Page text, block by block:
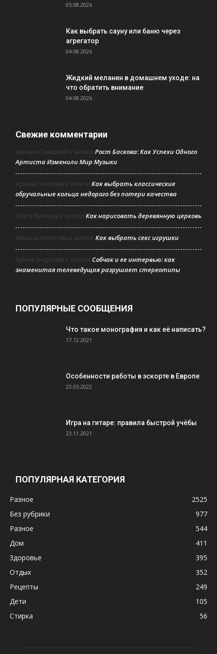
05.08.2026
Как выбрать сауну или баню через
агрегатор
04.08.2026
Жидкий меланин в домашнем уходе: на
что обратить внимание
04.08.2026
Свежие комментарии
Михаил Савицкий к записи Рост Баскова: Как Успехи Одного
Артиста Изменили Мир Музыки
Арина Соколова к записи Как выбрать классические
обручальные кольца недорого без потери качества
Злата Михеева к записи Как нарисовать деревянную церковь
Милана Фетисова к записи Как выбрать секс игрушки
Арина Федотова к записи Собчак и ее интервью: как
знаменитая телеведущая разрушает стереотипы
ПОПУЛЯРНЫЕ СООБЩЕНИЯ
Что такое монография и как её написать?
17.12.2021
Особенности работы в эскорте в Европе
23.05.2022
Игра на гитаре: правила быстрой учёбы
23.11.2021
ПОПУЛЯРНАЯ КАТЕГОРИЯ
Разное
2525
Без рубрики
977
Разное
544
Дом
411
Здоровье
395
Отдых
352
Рецепты
249
Дети
105
Стирка
56